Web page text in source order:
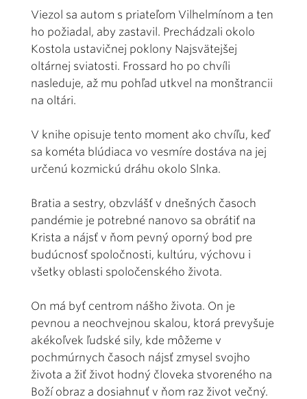
Viezol sa autom s priateľom Vilhelmínom a ten
ho požiadal, aby zastavil. Prechádzali okolo
Kostola ustavičnej poklony Najsvätejšej
oltárnej sviatosti. Frossard ho po chvíli
nasleduje, až mu pohľad utkvel na monštrancii
na oltári.
V knihe opisuje tento moment ako chvíľu, keď
sa kométa blúdiaca vo vesmíre dostáva na jej
určenú kozmickú dráhu okolo Slnka.
Bratia a sestry, obzvlášť v dnešných časoch
pandémie je potrebné nanovo sa obrátiť na
Krista a nájsť v ňom pevný oporný bod pre
budúcnosť spoločnosti, kultúru, výchovu i
všetky oblasti spoločenského života.
On má byť centrom nášho života. On je
pevnou a neochvejnou skalou, ktorá prevyšuje
akékoľvek ľudské sily, kde môžeme v
pochmúrnych časoch nájsť zmysel svojho
života a žiť život hodný človeka stvoreného na
Boží obraz a dosiahnuť v ňom raz život večný.